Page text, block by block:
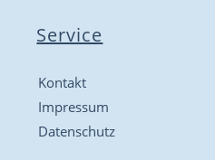
Service
Kontakt
Impressum
Datenschutz